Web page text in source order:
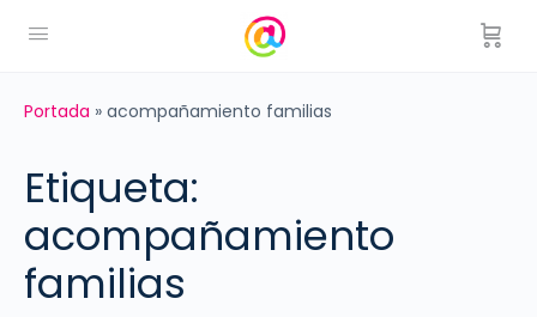
Portada » acompañamiento familias
Etiqueta:
acompañamiento
familias